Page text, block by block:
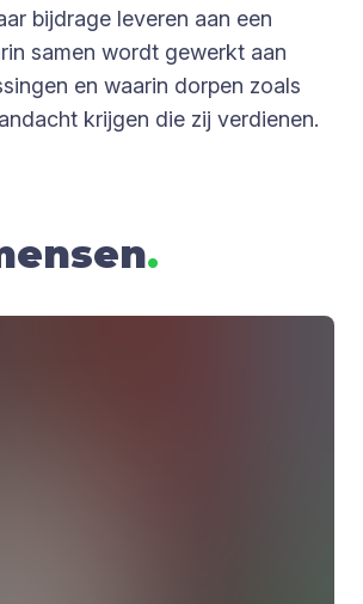
bijdrage leveren aan een
samen wordt gewerkt aan
en waarin dorpen zoals
krijgen die zij verdienen.
.